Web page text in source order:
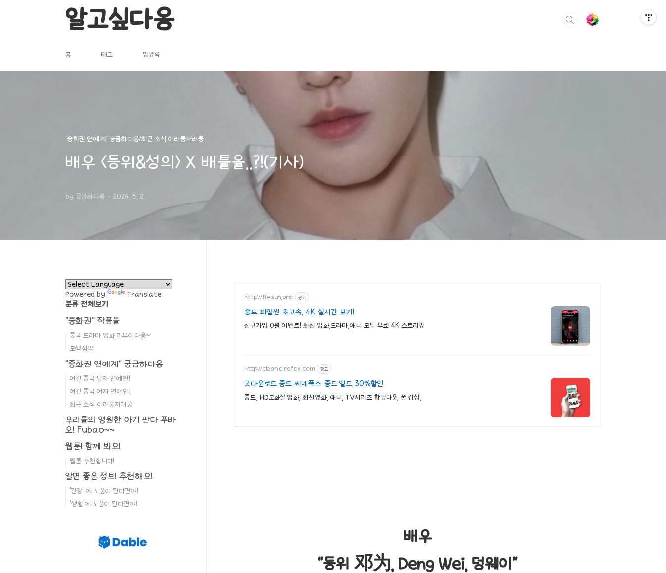
알고싶다옹
홈 태그 방명록
"중화권 연예계" 궁금하다옹/최근 소식 이러쿵저러쿵
배우 <등위&성의> X 배틀을..?!(기사)
by 궁금하다옹 2024. 5. 2.
http://filesun.pro 광고
중드 파일썬 초고속, 4K 실시간 보기!
신규가입 0원 이벤트! 최신 영화,드라마,애니 모두 무료! 4K 스트리밍
http://clean.cinefox.com 광고
굿다운로드 중드 씨네폭스 중드 일드 30%할인
중드, HD고화질 영화, 최신영화, 애니, TV시리즈 합법다운, 폰 감상.
배우
"등위 邓为, Deng Wei, 덩웨이"
Powered by Translate
분류 전체보기
"중화권" 작품들
중국 드라마 영화 리뷰이다옹~
모색심약
"중화권 연예계" 궁금하다옹
여긴 중국 남자 연예인!
여긴 중국 여자 연예인!
최근 소식 이러쿵저러쿵
우리들의 영원한 아기 판다 푸바
오! Fubao~~
웹툰! 함께 봐요!
웹툰 추천합니다!
알면 좋은 정보! 추천해요!
'건강' 에 도움이 된다면야!
'생활'에 도움이 된다면야!